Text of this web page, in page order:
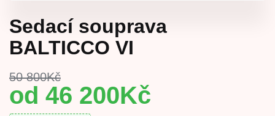
Sedací souprava
BALTICCO VI
50 800Kč
46 200Kč